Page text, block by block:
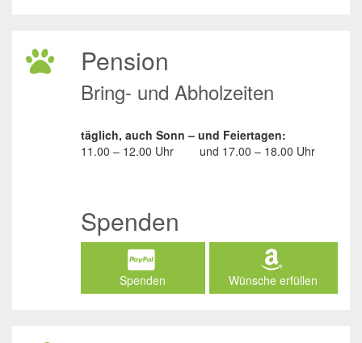
Pension
Bring- und Abholzeiten
täglich, auch Sonn – und Feiertagen:
11.00 – 12.00 Uhr
und 17.00 – 18.00 Uhr
Spenden
Spenden Wünsche erfüllen